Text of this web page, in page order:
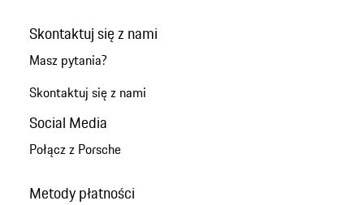
Skontaktuj się z nami
Masz pytania?
Skontaktuj się z nami
Social Media
Połącz z Porsche
Metody płatności